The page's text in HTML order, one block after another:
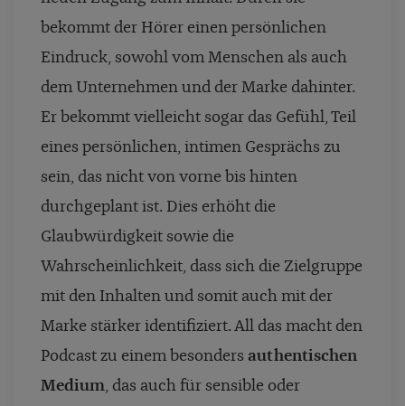
bekommt der Hörer einen persönlichen
Eindruck, sowohl vom Menschen als auch
dem Unternehmen und der Marke dahinter.
Er bekommt vielleicht sogar das Gefühl, Teil
eines persönlichen, intimen Gesprächs zu
sein, das nicht von vorne bis hinten
durchgeplant ist. Dies erhöht die
Glaubwürdigkeit sowie die
Wahrscheinlichkeit, dass sich die Zielgruppe
mit den Inhalten und somit auch mit der
Marke stärker identifiziert. All das macht den
Podcast zu einem besonders authentischen
Medium, das auch für sensible oder